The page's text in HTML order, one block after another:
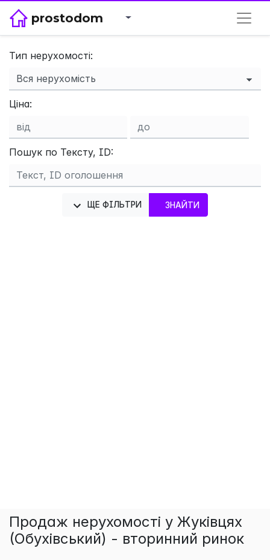
prostodom
Тип нерухомості:
Ціна:
Пошук по Тексту, ID:
ЩЕ ФІЛЬТРИ ЗНАЙТИ
Продаж нерухомості у Жуківцях
(Обухівський) - вторинний ринок